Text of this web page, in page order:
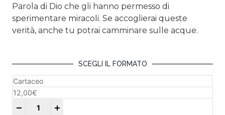
Parola di Dio che gli hanno permesso di
sperimentare miracoli. Se accoglierai queste
verità, anche tu potrai camminare sulle acque.
SCEGLI IL FORMATO
Cartaceo
12,00€